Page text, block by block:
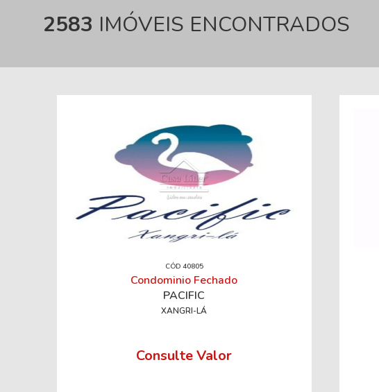
2583 IMÓVEIS ENCONTRADOS
CÓD 40805
Condominio Fechado
PACIFIC
XANGRI-LÁ
Consulte Valor